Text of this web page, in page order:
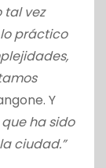
tal vez
práctico
Y
ha sido
ciudad.”